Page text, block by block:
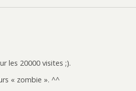
les 20000 visites ;).
« zombie ». ^^